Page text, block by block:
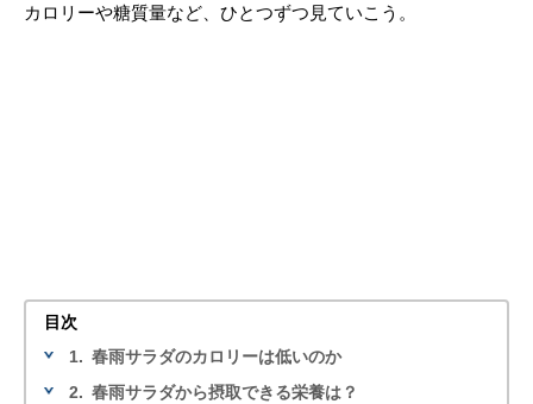
カロリーや糖質量など、ひとつずつ見ていこう。
目次
1. 春雨サラダのカロリーは低いのか
2. 春雨サラダから摂取できる栄養は？